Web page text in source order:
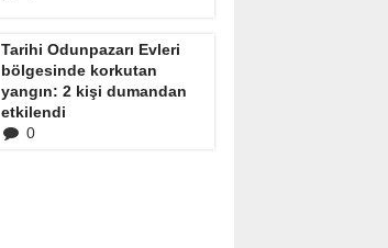
Tarihi Odunpazarı Evleri
bölgesinde korkutan
yangın: 2 kişi dumandan
etkilendi
0